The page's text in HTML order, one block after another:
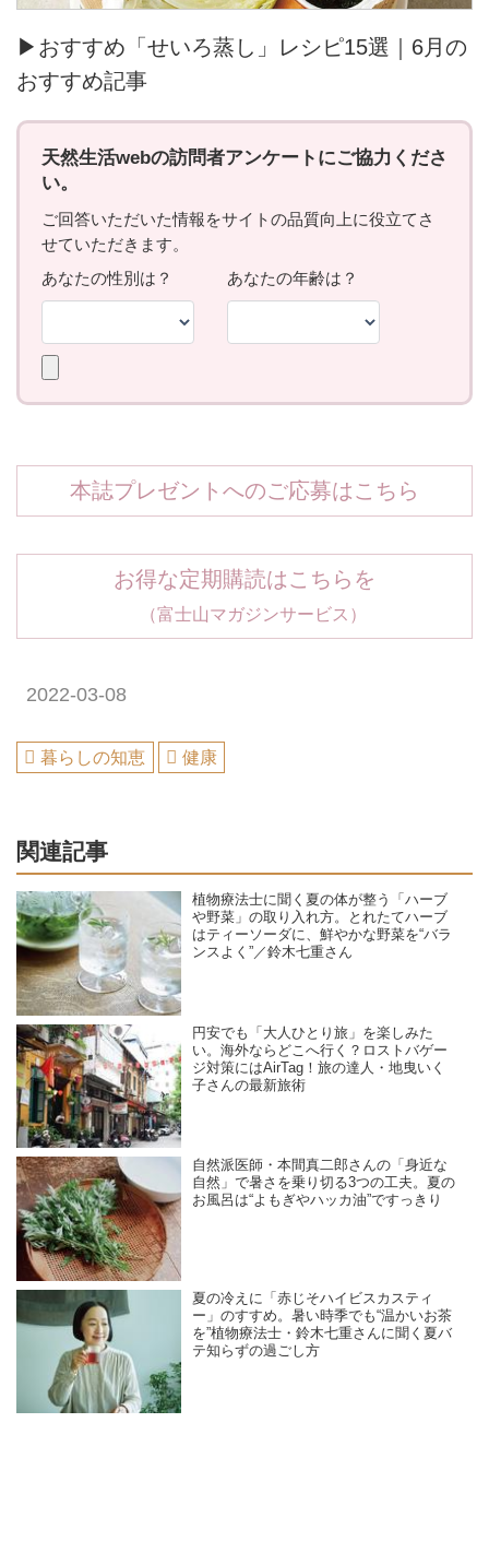
▶おすすめ「せいろ蒸し」レシピ15選｜6月の
おすすめ記事
本誌プレゼントへのご応募はこちら
お得な定期購読はこちらを
（富士山マガジンサービス）
2022-03-08
暮らしの知恵 健康
関連記事
植物療法士に聞く夏の体が整う「ハーブ
や野菜」の取り入れ方。とれたてハーブ
はティーソーダに、鮮やかな野菜を“バラ
ンスよく”／鈴木七重さん
円安でも「大人ひとり旅」を楽しみた
い。海外ならどこへ行く？ロストバゲー
ジ対策にはAirTag！旅の達人・地曳いく
子さんの最新旅術
自然派医師・本間真二郎さんの「身近な
自然」で暑さを乗り切る3つの工夫。夏の
お風呂は“よもぎやハッカ油”ですっきり
夏の冷えに「赤じそハイビスカスティ
ー」のすすめ。暑い時季でも“温かいお茶
を”植物療法士・鈴木七重さんに聞く夏バ
テ知らずの過ごし方